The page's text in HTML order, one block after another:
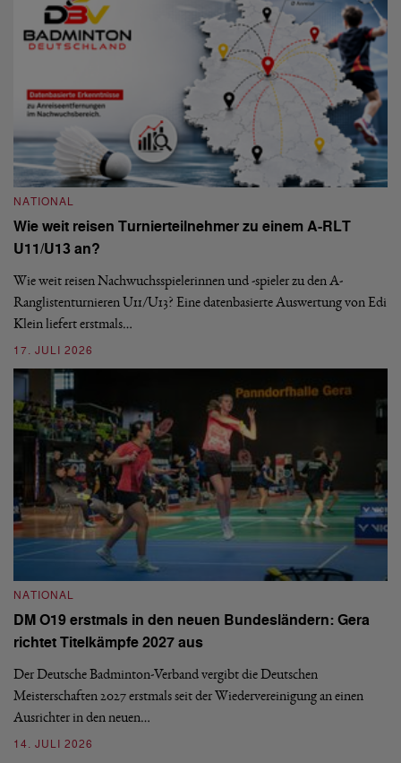
NATIONAL
Wie weit reisen Turnierteilnehmer zu einem A-RLT
U11/U13 an?
Wie weit reisen Nachwuchsspielerinnen und -spieler zu den A-
Ranglistenturnieren U11/U13? Eine datenbasierte Auswertung von Edi
Klein liefert erstmals…
17. JULI 2026
NATIONAL
DM O19 erstmals in den neuen Bundesländern: Gera
richtet Titelkämpfe 2027 aus
Der Deutsche Badminton-Verband vergibt die Deutschen
Meisterschaften 2027 erstmals seit der Wiedervereinigung an einen
Ausrichter in den neuen…
14. JULI 2026